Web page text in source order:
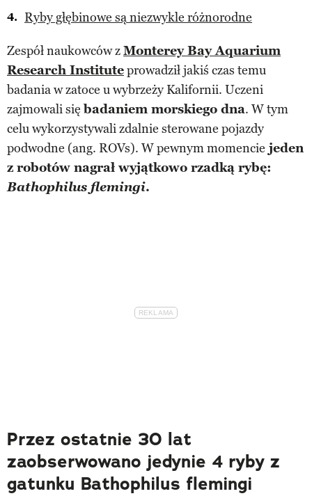
Ryby głębinowe są niezwykle różnorodne
Zespół naukowców zMonterey Bay Aquarium
Research Instituteprowadził jakiś czas temu
badania w zatoce u wybrzeży Kalifornii. Uczeni
zajmowali siębadaniem morskiego dna. W tym
celu wykorzystywali zdalnie sterowane pojazdy
podwodne (ang. ROVs). W pewnym momencie jeden
z robotów nagrał wyjątkowo rzadką rybę:
Bathophilus flemingi.
Przez ostatnie 30 lat
zaobserwowano jedynie 4 ryby z
gatunku Bathophilus flemingi